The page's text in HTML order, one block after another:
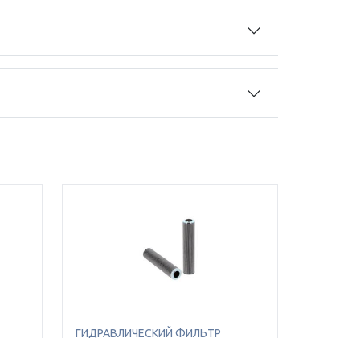
ГИДРАВЛИЧЕСКИЙ ФИЛЬТР